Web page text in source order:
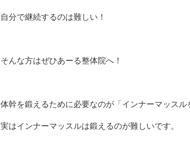
自分で継続するのは難しい！
そんな方はぜひあーる整体院へ！
体幹を鍛えるために必要なのが「インナーマッスル
実はインナーマッスルは鍛えるのが難しいです。